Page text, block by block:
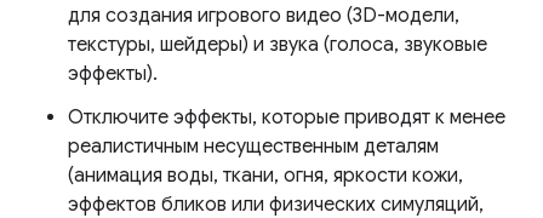
для создания игрового видео (3D-модели,
текстуры, шейдеры) и звука (голоса, звуковые
эффекты).
Отключите эффекты, которые приводят к менее
реалистичным несущественным деталям
(анимация воды, ткани, огня, яркости кожи,
эффектов бликов или физических симуляций,